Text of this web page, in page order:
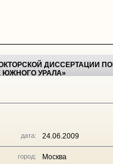
ДИССЕРТАЦИИ
ЮЖНОГО УРАЛА»
дата: 24.06.2009
город: Москва